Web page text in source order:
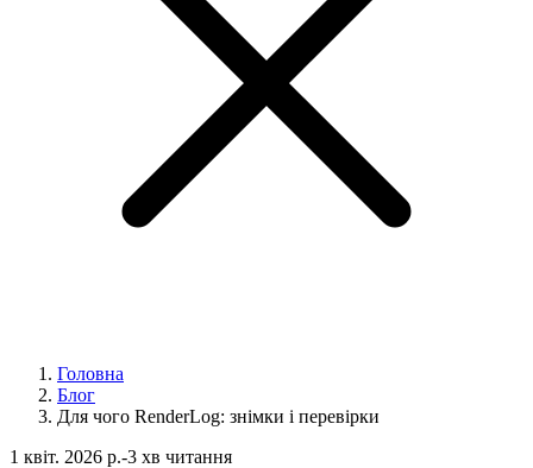
Головна
Блог
Для чого RenderLog: знімки і перевірки
1 квіт. 2026 р.-3 хв читання